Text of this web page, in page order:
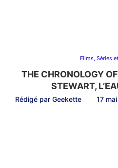
Films, Séries
THE CHRONOLOGY
STEWART,
Rédigé par Geekette 17